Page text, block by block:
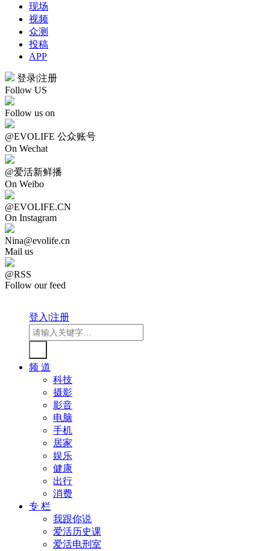
现场
视频
众测
投稿
APP
登录|注册
Follow US
Follow us on
@EVOLIFE 公众账号
On Wechat
@爱活新鲜播
On Weibo
@EVOLIFE.CN
On Instagram
Nina@evolife.cn
Mail us
@RSS
Follow our feed
登入|注册
频 道
科技
摄影
影音
电脑
手机
居家
娱乐
健康
出行
消费
专 栏
我跟你说
爱活历史课
爱活电刑室